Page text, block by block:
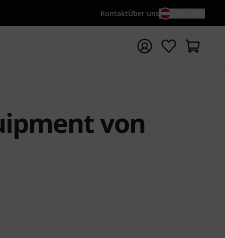
KontaktÜber uns
mit Suchwort {searchTerm} starten
von